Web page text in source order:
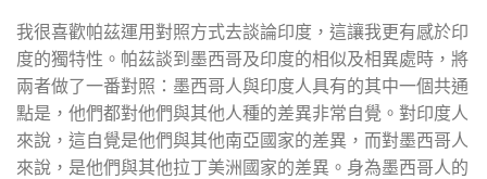
我很喜歡帕茲運用對照方式去談論印度，這讓我更有感於印
度的獨特性。帕茲談到墨西哥及印度的相似及相異處時，將
兩者做了一番對照：墨西哥人與印度人具有的其中一個共通
點是，他們都對他們與其他人種的差異非常自覺。對印度人
來說，這自覺是他們與其他南亞國家的差異，而對墨西哥人
來說，是他們與其他拉丁美洲國家的差異。身為墨西哥人的